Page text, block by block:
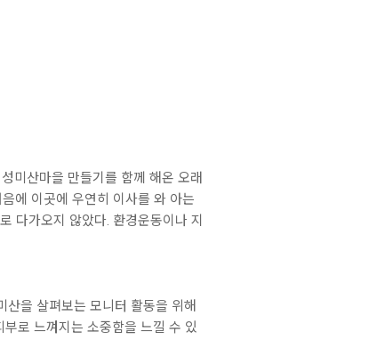
미산마을 만들기를 함께 해온 오래
에 이곳에 우연히 이사를 와 아는
다가오지 않았다. 환경운동이나 지
산을 살펴보는 모니터 활동을 위해
로 느껴지는 소중함을 느낄 수 있